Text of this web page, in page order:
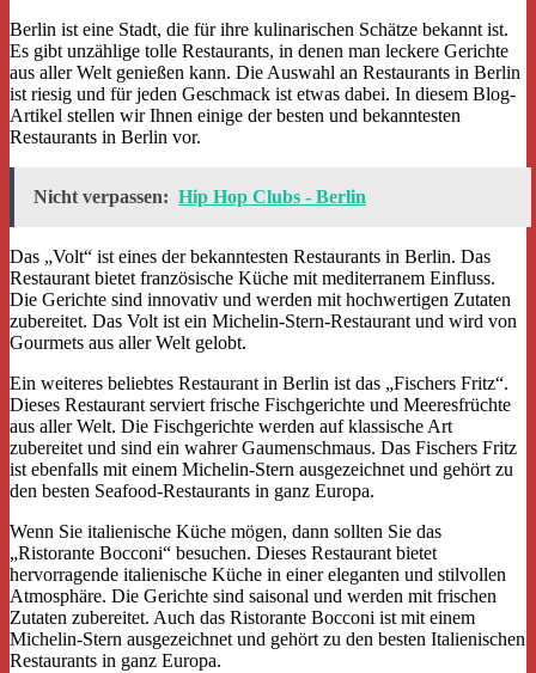
Berlin ist eine Stadt, die für ihre kulinarischen Schätze bekannt ist.
Es gibt unzählige tolle Restaurants, in denen man leckere Gerichte
aus aller Welt genießen kann. Die Auswahl an Restaurants in Berlin
ist riesig und für jeden Geschmack ist etwas dabei. In diesem Blog-
Artikel stellen wir Ihnen einige der besten und bekanntesten
Restaurants in Berlin vor.
Nicht verpassen: Hip Hop Clubs - Berlin
Das „Volt“ ist eines der bekanntesten Restaurants in Berlin. Das
Restaurant bietet französische Küche mit mediterranem Einfluss.
Die Gerichte sind innovativ und werden mit hochwertigen Zutaten
zubereitet. Das Volt ist ein Michelin-Stern-Restaurant und wird von
Gourmets aus aller Welt gelobt.
Ein weiteres beliebtes Restaurant in Berlin ist das „Fischers Fritz“.
Dieses Restaurant serviert frische Fischgerichte und Meeresfrüchte
aus aller Welt. Die Fischgerichte werden auf klassische Art
zubereitet und sind ein wahrer Gaumenschmaus. Das Fischers Fritz
ist ebenfalls mit einem Michelin-Stern ausgezeichnet und gehört zu
den besten Seafood-Restaurants in ganz Europa.
Wenn Sie italienische Küche mögen, dann sollten Sie das
„Ristorante Bocconi“ besuchen. Dieses Restaurant bietet
hervorragende italienische Küche in einer eleganten und stilvollen
Atmosphäre. Die Gerichte sind saisonal und werden mit frischen
Zutaten zubereitet. Auch das Ristorante Bocconi ist mit einem
Michelin-Stern ausgezeichnet und gehört zu den besten Italienischen
Restaurants in ganz Europa.